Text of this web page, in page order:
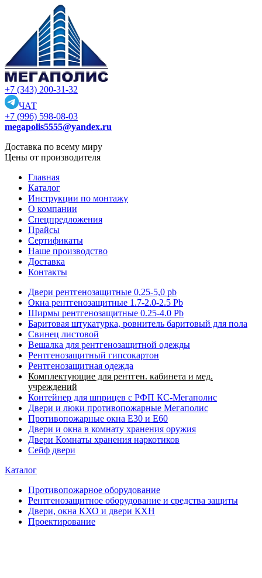
+7 (343) 200-31-32
ЧАТ
+7 (996) 598-08-03
megapolis5555@yandex.ru
Доставка по всему миру
Цены от производителя
Главная
Каталог
Инструкции по монтажу
О компании
Спецпредложения
Прайсы
Сертификаты
Наше производство
Доставка
Контакты
Двери рентгенозащитные 0,25-5,0 pb
Окна рентгенозащитные 1.7-2.0-2.5 Pb
Ширмы рентгенозащитные 0.25-4.0 Pb
Баритовая штукатурка, ровнитель баритовый для пола
Свинец листовой
Вешалка для рентгенозащитной одежды
Рентгенозащитный гипсокартон
Рентгенозащитная одежда
Комплектующие для рентген. кабинета и мед.
учреждений
Контейнер для шприцев с РФП КС-Мегаполис
Двери и люки противопожарные Мегаполис
Противопожарные окна Е30 и Е60
Двери и окна в комнату хранения оружия
Двери Комнаты хранения наркотиков
Сейф двери
Каталог
Противопожарное оборудование
Рентгенозащитное оборудование и средства защиты
Двери, окна КХО и двери КХН
Проектирование